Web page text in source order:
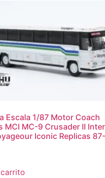
Escala 1/87 Motor Coach
MCI MC-9 Crusader II
Iconic Replicas